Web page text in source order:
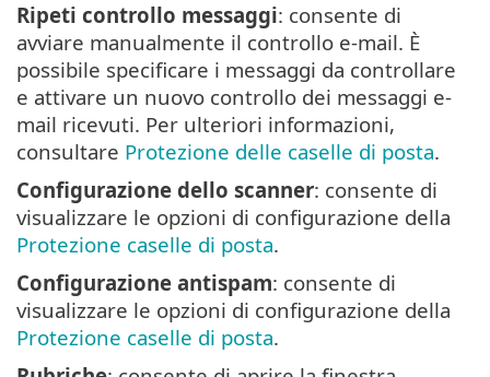
Ripeti controllo messaggi: consente di
avviare manualmente il controllo e-mail. È
possibile specificare i messaggi da controllare
e attivare un nuovo controllo dei messaggi e-
mail ricevuti. Per ulteriori informazioni,
consultare Protezione delle caselle di posta.
Configurazione dello scanner: consente di
visualizzare le opzioni di configurazione della
Protezione caselle di posta.
Configurazione antispam: consente di
visualizzare le opzioni di configurazione della
Protezione caselle di posta.